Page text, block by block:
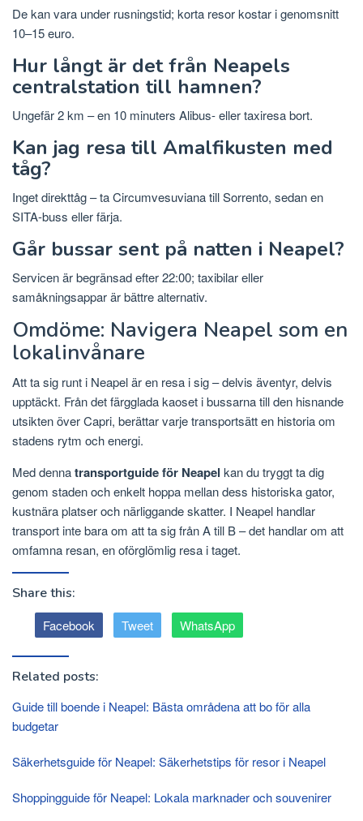
De kan vara under rusningstid; korta resor kostar i genomsnitt
10–15 euro.
Hur långt är det från Neapels
centralstation till hamnen?
Ungefär 2 km – en 10 minuters Alibus- eller taxiresa bort.
Kan jag resa till Amalfikusten med
tåg?
Inget direkttåg – ta Circumvesuviana till Sorrento, sedan en
SITA-buss eller färja.
Går bussar sent på natten i Neapel?
Servicen är begränsad efter 22:00; taxibilar eller
samåkningsappar är bättre alternativ.
Omdöme: Navigera Neapel som en
lokalinvånare
Att ta sig runt i Neapel är en resa i sig – delvis äventyr, delvis
upptäckt. Från det färgglada kaoset i bussarna till den hisnande
utsikten över Capri, berättar varje transportsätt en historia om
stadens rytm och energi.
Med dennatransportguide för Neapel kan du tryggt ta dig
genom staden och enkelt hoppa mellan dess historiska gator,
kustnära platser och närliggande skatter. I Neapel handlar
transport inte bara om att ta sig från A till B – det handlar om att
omfamna resan, en oförglömlig resa i taget.
Share this:
Facebook Tweet WhatsApp
Related posts:
Guide till boende i Neapel: Bästa områdena att bo för alla
budgetar
Säkerhetsguide för Neapel: Säkerhetstips för resor i Neapel
Shoppingguide för Neapel: Lokala marknader och souvenirer